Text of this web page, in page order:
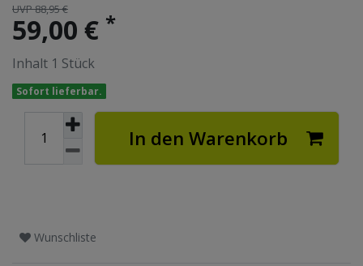
UVP 88,95 €
59,00 € *
Inhalt 1 Stück
Sofort lieferbar.
In den Warenkorb
Wunschliste